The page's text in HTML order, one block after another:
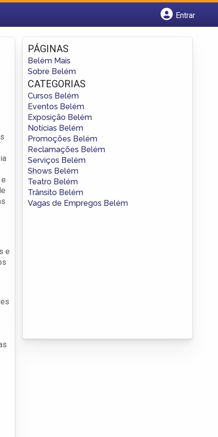
Entrar
Fazer login
Criar conta
e
PÁGINAS
Belém Mais
Sobre Belém
CATEGORIAS
Cursos Belém
Eventos Belém
Exposição Belém
Notícias Belém
Promoções Belém
Reclamações Belém
Serviços Belém
Shows Belém
Teatro Belém
Trânsito Belém
Vagas de Empregos Belém